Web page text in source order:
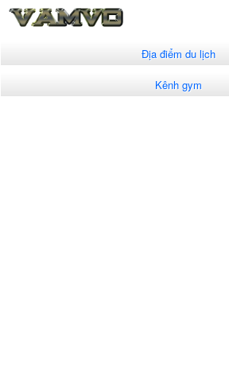
Địa điểm du lịch
Kênh gym